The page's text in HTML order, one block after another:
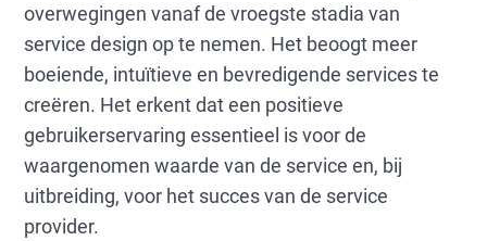
overwegingen vanaf de vroegste stadia van
service design op te nemen. Het beoogt meer
boeiende, intuïtieve en bevredigende services te
creëren. Het erkent dat een positieve
gebruikerservaring essentieel is voor de
waargenomen waarde van de service en, bij
uitbreiding, voor het succes van de service
provider.